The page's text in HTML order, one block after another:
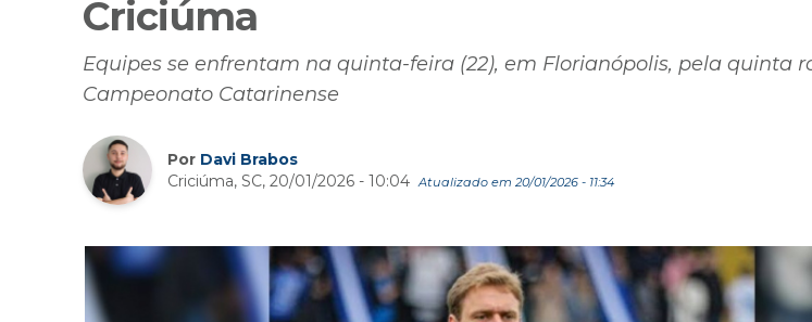
Criciúma
Equipes se enfrentam na quinta-feira (22), em Florianópolis, pela quinta
Campeonato Catarinense
Por Davi Brabos
Criciúma, SC, 20/01/2026 - 10:04 Atualizado em 20/01/2026 - 11:34